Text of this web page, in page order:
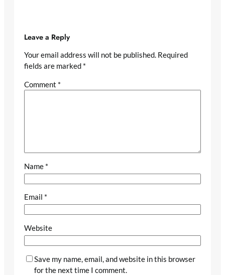
Leave a Reply
Your email address will not be published. Required
fields are marked *
Comment *
Name *
Email *
Website
Save my name, email, and website in this browser
for the next time I comment.